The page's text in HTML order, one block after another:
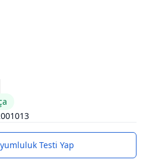
Testi Yap